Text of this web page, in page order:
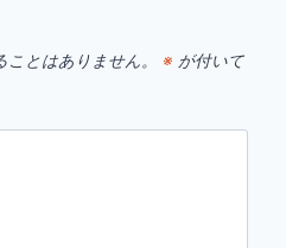
とはありません。 ※ が付いて